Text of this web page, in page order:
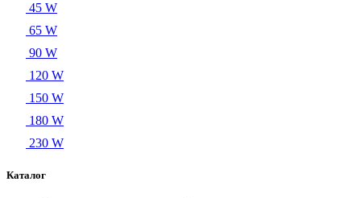
45 W
65 W
90 W
120 W
150 W
180 W
230 W
Каталог